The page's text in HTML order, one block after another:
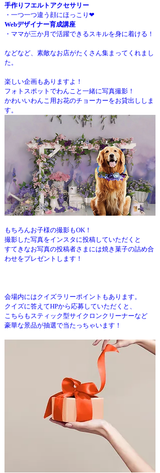
手作りフエルトアクセサリー
・一つ一つ違う顔にほっこり❤
Webデザイナー育成講座
・ママが三か月で活躍できるスキルを身に着ける！
などなど、素敵なお店がたくさん集まってくれまし
た。
楽しい企画もありますよ！
フォトスポットでわんこと一緒に写真撮影！
かわいいわんこ用お花のチョーカーをお貸出ししま
す。
もちろんお子様の撮影もOK！
撮影した写真をインスタに投稿していただくと
すてきなお写真の投稿者さまには焼き菓子の詰め合
わせをプレゼントします！
会場内にはクイズラリーポイントもあります。
クイズに答えてHPから応募していただくと、
こちらもスティック型サイクロンクリーナーなど
豪華な景品が抽選で当たっちゃいます！